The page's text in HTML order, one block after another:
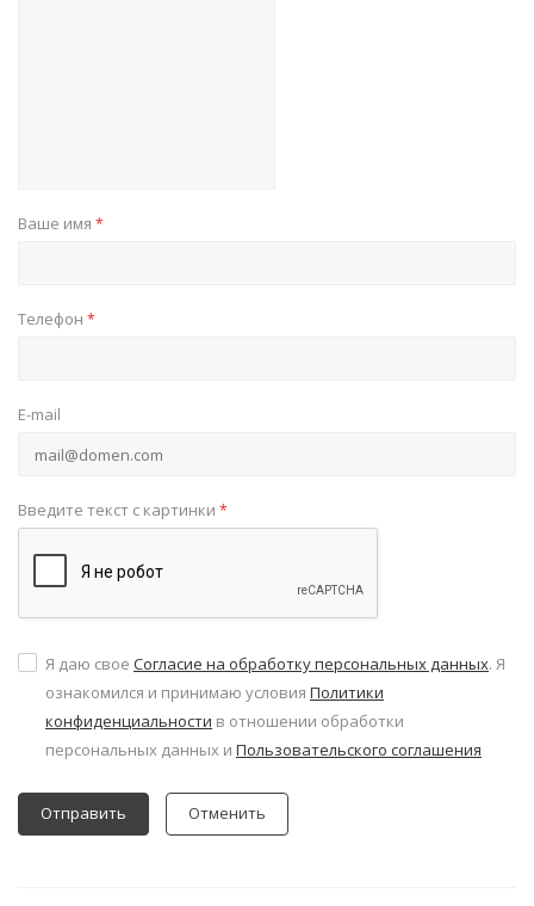
Ваше имя *
Телефон *
E-mail
Введите текст с картинки *
Я даю свое Согласие на обработку персональных данных. Я
ознакомился и принимаю условия Политики
конфиденциальности в отношении обработки
персональных данных и Пользовательского соглашения
Отменить